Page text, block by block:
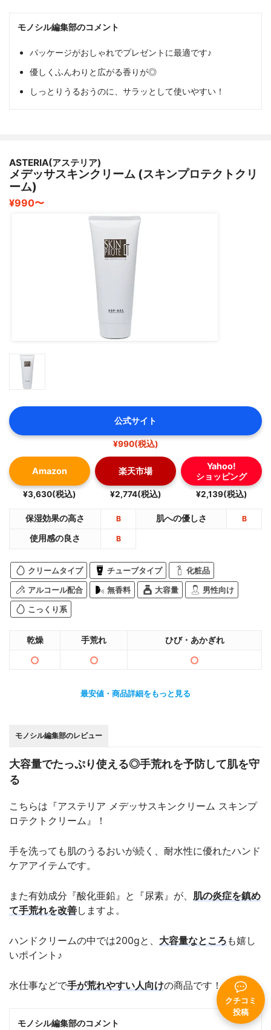
クチコミ
投稿
モノシル編集部のコメント
パッケージがおしゃれでプレゼントに最適です♪
優しくふんわりと広がる香りが◎
しっとりうるおうのに、サラッとして使いやすい！
ASTERIA(アステリア)
メデッサスキンクリーム (スキンプロテクトクリ
ーム)
¥990〜
公式サイト
¥990(税込)
Amazon
¥3,630(税込)
楽天市場
¥2,774(税込)
Yahoo!
ショッピング
¥2,139(税込)
保湿効果の高さ B 肌への優しさ B
使用感の良さ B
クリームタイプ チューブタイプ 化粧品
アルコール配合 無香料 大容量 男性向け
こっくり系
乾燥 手荒れ ひび・あかぎれ
最安値・商品詳細をもっと見る
モノシル編集部のレビュー
大容量でたっぷり使える◎手荒れを予防して肌を守
る
こちらは『アステリア メデッサスキンクリーム スキンプ
ロテクトクリーム』！
手を洗っても肌のうるおいが続く、耐水性に優れたハンド
ケアアイテムです。
また有効成分『酸化亜鉛』と『尿素』が、 肌の炎症を鎮め
て手荒れを改善しますよ。
ハンドクリームの中では200gと、 大容量なところ も嬉し
いポイント♪
水仕事などで手が荒れやすい人向けの商品です！
モノシル編集部のコメント